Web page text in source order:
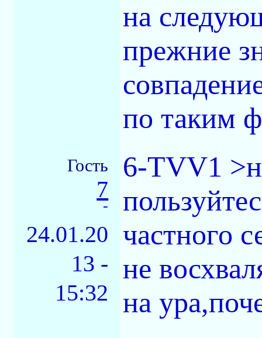
на
прежние
по таким
Гость
7
-
24.01.20
13 -
15:32
6-TVV1
частного
не
на